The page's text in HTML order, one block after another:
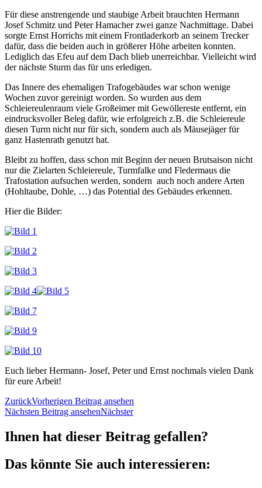
Für diese anstrengende und staubige Arbeit brauchten Hermann
Josef Schmitz und Peter Hamacher zwei ganze Nachmittage. Dabei
sorgte Ernst Horrichs mit einem Frontladerkorb an seinem Trecker
dafür, dass die beiden auch in größerer Höhe arbeiten konnten.
Lediglich das Efeu auf dem Dach blieb unerreichbar. Vielleicht wird
der nächste Sturm das für uns erledigen.
Das Innere des ehemaligen Trafogebäudes war schon wenige
Wochen zuvor gereinigt worden. So wurden aus dem
Schleiereulenraum viele Großeimer mit Gewöllereste entfernt, ein
eindrucksvoller Beleg dafür, wie erfolgreich z.B. die Schleiereule
diesen Turm nicht nur für sich, sondern auch als Mäusejäger für
ganz Hastenrath genutzt hat.
Bleibt zu hoffen, dass schon mit Beginn der neuen Brutsaison nicht
nur die Zielarten Schleiereule, Turmfalke und Fledermaus die
Trafostation aufsuchen werden, sondern auch noch andere Arten
(Hohltaube, Dohle, …) das Potential des Gebäudes erkennen.
Hier die Bilder:
Euch lieber Hermann- Josef, Peter und Ernst nochmals vielen Dank
für eure Arbeit!
ZurückVorherigen Beitrag ansehen
Nächsten Beitrag ansehenNächster
Ihnen hat dieser Beitrag gefallen?
Das könnte Sie auch interessieren: